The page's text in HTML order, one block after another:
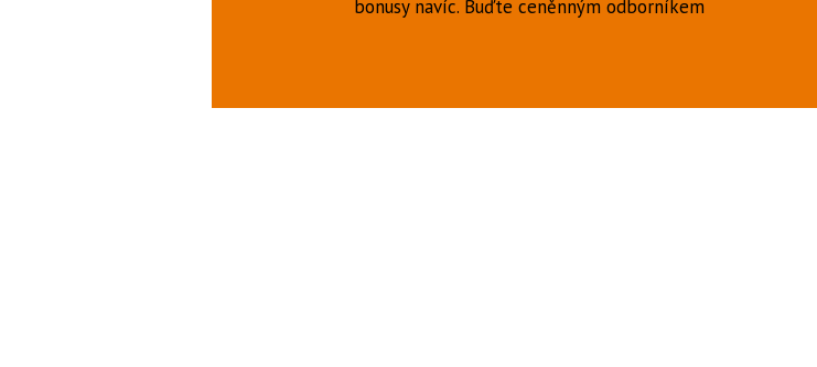
bonusy navíc. Buďte ceněnným odborníkem